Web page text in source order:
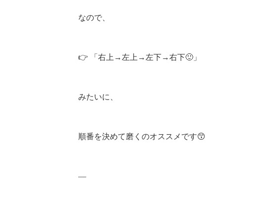
なので、
👉 「右上→左上→左下→右下🙂」
みたいに、
順番を決めて磨くのオススメです😙
—